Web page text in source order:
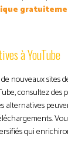
à YouTube
nouveaux sites
consultez des
alternatives
qui